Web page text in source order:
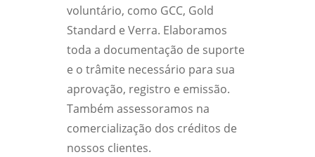
voluntário, como GCC, Gold
Standard e Verra. Elaboramos
toda a documentação de suporte
e o trâmite necessário para sua
aprovação, registro e emissão.
Também assessoramos na
comercialização dos créditos de
nossos clientes.